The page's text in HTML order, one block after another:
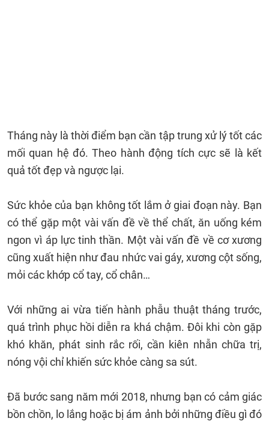
Tháng này là thời điểm bạn cần tập trung xử lý tốt các
mối quan hệ đó. Theo hành động tích cực sẽ là kết
quả tốt đẹp và ngược lại.
Sức khỏe của bạn không tốt lắm ở giai đoạn này. Bạn
có thể gặp một vài vấn đề về thể chất, ăn uống kém
ngon vì áp lực tinh thần. Một vài vấn đề về cơ xương
cũng xuất hiện như đau nhức vai gáy, xương cột sống,
mỏi các khớp cổ tay, cổ chân…
Với những ai vừa tiến hành phẫu thuật tháng trước,
quá trình phục hồi diễn ra khá chậm. Đôi khi còn gặp
khó khăn, phát sinh rắc rối, cần kiên nhẫn chữa trị,
nóng vội chỉ khiến sức khỏe càng sa sút.
Đã bước sang năm mới 2018, nhưng bạn có cảm giác
bồn chồn, lo lắng hoặc bị ám ảnh bởi những điều gì đó